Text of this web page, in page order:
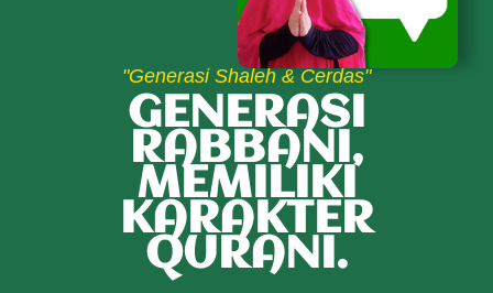
"Generasi Shaleh & Cerdas"
GENERASI
RABBANI,
MEMILIKI
KARAKTER
QURANI.